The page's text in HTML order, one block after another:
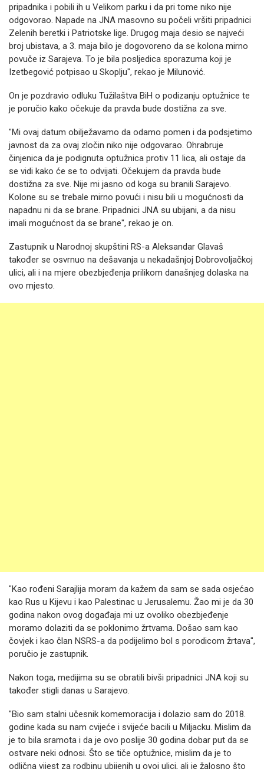
pripadnika i pobili ih u Velikom parku i da pri tome niko nije
odgovorao. Napade na JNA masovno su počeli vršiti pripadnici
Zelenih beretki i Patriotske lige. Drugog maja desio se najveći
broj ubistava, a 3. maja bilo je dogovoreno da se kolona mirno
povuče iz Sarajeva. To je bila posljedica sporazuma koji je
Izetbegović potpisao u Skoplju", rekao je Milunović.
On je pozdravio odluku Tužilaštva BiH o podizanju optužnice te
je poručio kako očekuje da pravda bude dostižna za sve.
"Mi ovaj datum obilježavamo da odamo pomen i da podsjetimo
javnost da za ovaj zločin niko nije odgovarao. Ohrabruje
činjenica da je podignuta optužnica protiv 11 lica, ali ostaje da
se vidi kako će se to odvijati. Očekujem da pravda bude
dostižna za sve. Nije mi jasno od koga su branili Sarajevo.
Kolone su se trebale mirno povući i nisu bili u mogućnosti da
napadnu ni da se brane. Pripadnici JNA su ubijani, a da nisu
imali mogućnost da se brane", rekao je on.
Zastupnik u Narodnoj skupštini RS-a Aleksandar Glavaš
također se osvrnuo na dešavanja u nekadašnjoj Dobrovoljačkoj
ulici, ali i na mjere obezbjeđenja prilikom današnjeg dolaska na
ovo mjesto.
"Kao rođeni Sarajlija moram da kažem da sam se sada osjećao
kao Rus u Kijevu i kao Palestinac u Jerusalemu. Žao mi je da 30
godina nakon ovog događaja mi uz ovoliko obezbjeđenje
moramo dolaziti da se poklonimo žrtvama. Došao sam kao
čovjek i kao član NSRS-a da podijelimo bol s porodicom žrtava",
poručio je zastupnik.
Nakon toga, medijima su se obratili bivši pripadnici JNA koji su
također stigli danas u Sarajevo.
"Bio sam stalni učesnik komemoracija i dolazio sam do 2018.
godine kada su nam cvijeće i svijeće bacili u Miljacku. Mislim da
je to bila sramota i da je ovo poslije 30 godina dobar put da se
ostvare neki odnosi. Što se tiče optužnice, mislim da je to
odlična vijest za rodbinu ubijenih u ovoj ulici, ali je žalosno što